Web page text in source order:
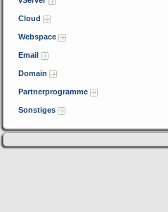
Cloud
Webspace
Email
Domain
Partnerprogramme
Sonstiges